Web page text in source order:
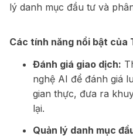
lý danh mục đầu tư và
Các tính năng nổi bật của
Đánh giá giao dịch:
nghệ AI để đánh giá
gian thực, đưa ra
lại.
Quản lý danh mục